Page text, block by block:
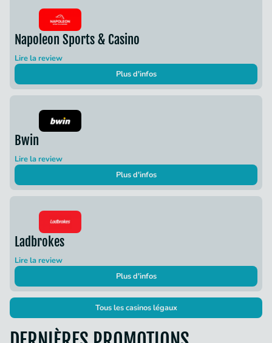
Napoleon Sports & Casino
Lire la review
Plus d'infos
Bwin
Lire la review
Plus d'infos
Ladbrokes
Lire la review
Plus d'infos
Tous les casinos légaux